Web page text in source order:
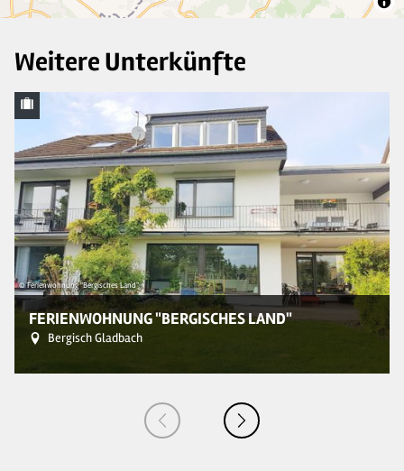
Weitere Unterkünfte
© Ferienwohnung "Bergisches Land"
FERIENWOHNUNG "BERGISCHES LAND"
Bergisch Gladbach